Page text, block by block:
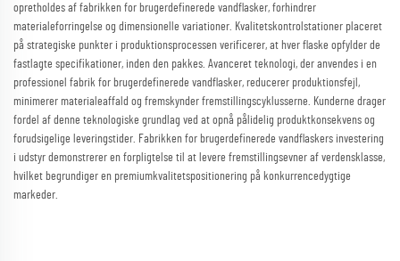
opretholdes af fabrikken for brugerdefinerede vandflasker, forhindrer
materialeforringelse og dimensionelle variationer. Kvalitetskontrolstationer placeret
på strategiske punkter i produktionsprocessen verificerer, at hver flaske opfylder de
fastlagte specifikationer, inden den pakkes. Avanceret teknologi, der anvendes i en
professionel fabrik for brugerdefinerede vandflasker, reducerer produktionsfejl,
minimerer materialeaffald og fremskynder fremstillingscyklusserne. Kunderne drager
fordel af denne teknologiske grundlag ved at opnå pålidelig produktkonsekvens og
forudsigelige leveringstider. Fabrikken for brugerdefinerede vandflaskers investering
i udstyr demonstrerer en forpligtelse til at levere fremstillingsevner af verdensklasse,
hvilket begrundiger en premiumkvalitetspositionering på konkurrencedygtige
markeder.